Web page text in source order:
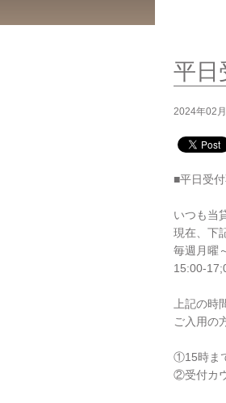
平日
2024年02
■平日受
いつも当
現在、下
毎週月曜
15:00-
上記の
ご入用の
①15時ま
②受付カ